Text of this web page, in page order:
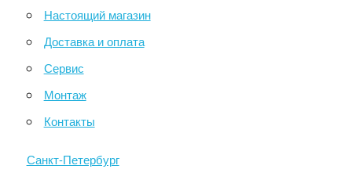
Настоящий магазин
Доставка и оплата
Сервис
Монтаж
Контакты
Санкт-Петербург